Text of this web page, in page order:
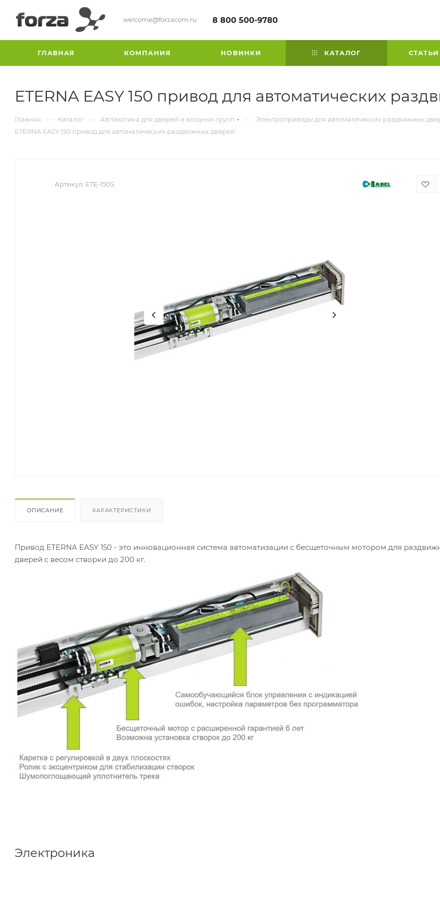
welcome@forzacom.ru 8 800 500-9780
ГЛАВНАЯ КОМПАНИЯ НОВИНКИ КАТАЛОГ СТАТЬИ
ETERNA EASY 150 привод для автоматических
Главная — Каталог — Автоматика для дверей и входных групп — Электроприводы для автоматических раздвижных
ETERNA EASY 150 привод для автоматических раздвижных дверей
Артикул: ETE-150S
ОПИСАНИЕ ХАРАКТЕРИСТИКИ
Привод ETERNA EASY 150 - это инновационная система автоматизации с бесщеточным мотором для
дверей с весом створки до 200 кг.
Электроника